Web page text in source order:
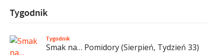
Tygodnik
Tygodnik
Smak na… Pomidory (Sierpień, Tydzień 33)